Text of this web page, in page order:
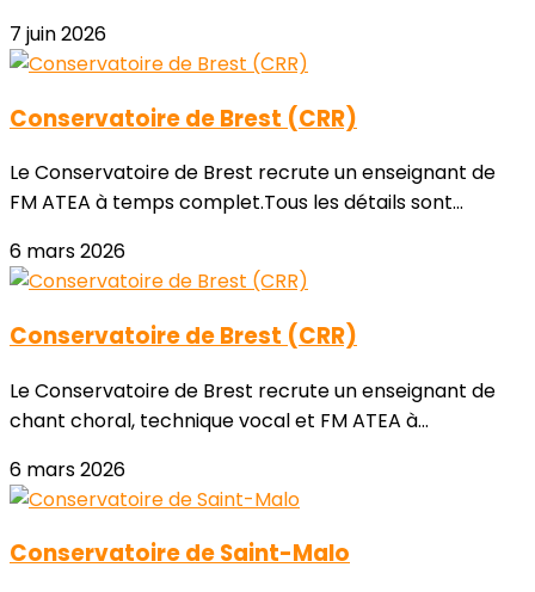
7 juin 2026
Conservatoire de Brest (CRR)
Le Conservatoire de Brest recrute un enseignant de
FM ATEA à temps complet.Tous les détails sont...
6 mars 2026
Conservatoire de Brest (CRR)
Le Conservatoire de Brest recrute un enseignant de
chant choral, technique vocal et FM ATEA à...
6 mars 2026
Conservatoire de Saint-Malo